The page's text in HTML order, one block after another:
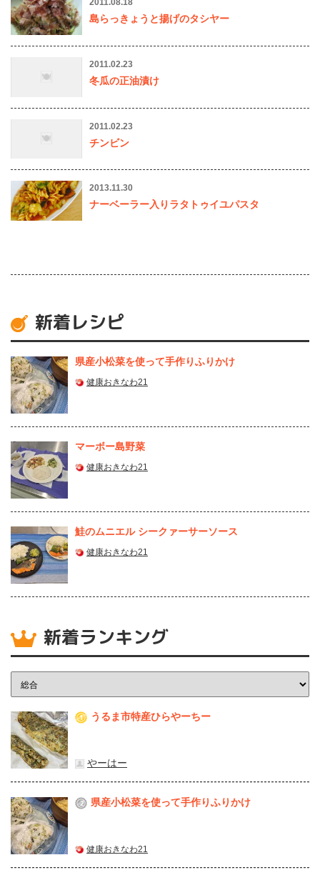
2011.08.18
島らっきょうと揚げのタシヤー
2011.02.23
冬瓜の正油漬け
2011.02.23
チンビン
2013.11.30
ナーベーラー入りラタトゥイユパスタ
新着レシピ
県産⼩松菜を使って⼿作りふりかけ
健康おきなわ21
マーボー島野菜
健康おきなわ21
鮭のムニエル シークァーサーソース
健康おきなわ21
新着ランキング
1 うるま市特産ひらやーちー
やーはー
2 県産⼩松菜を使って⼿作りふりかけ
健康おきなわ21